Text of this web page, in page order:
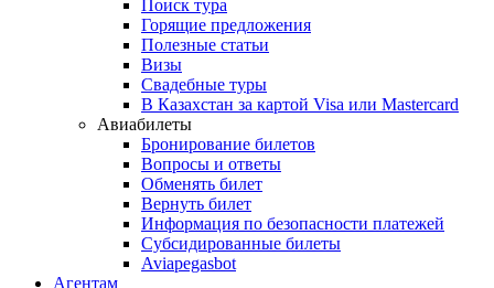
Поиск тура
Горящие предложения
Полезные статьи
Визы
Свадебные туры
В Казахстан за картой Visa или Masterсard
Авиабилеты
Бронирование билетов
Вопросы и ответы
Обменять билет
Вернуть билет
Информация по безопасности платежей
Субсидированные билеты
Aviapegasbot
Агентам